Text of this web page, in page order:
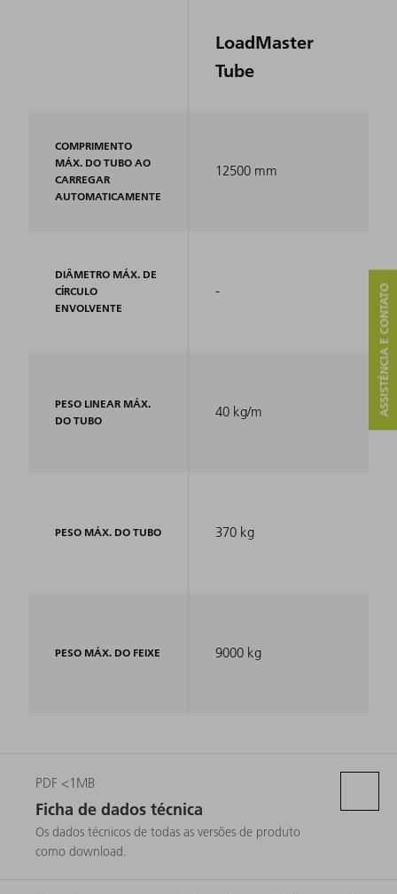
COMPRIMENTO
MÁX. DO TUBO AO
CARREGAR
AUTOMATICAMENTE
DIÂMETRO MÁX. DE
CÍRCULO
ENVOLVENTE
PESO LINEAR MÁX.
DO TUBO
PESO MÁX. DO TUBO
PESO MÁX. DO FEIXE
LoadMaster
Tube
12500 mm
-
40 kg/m
370 kg
9000 kg
PDF <1MB
Ficha de dados técnica
Os dados técnicos de todas as versões de produto
como download.
ASSISTÊNCIA E CONTATO